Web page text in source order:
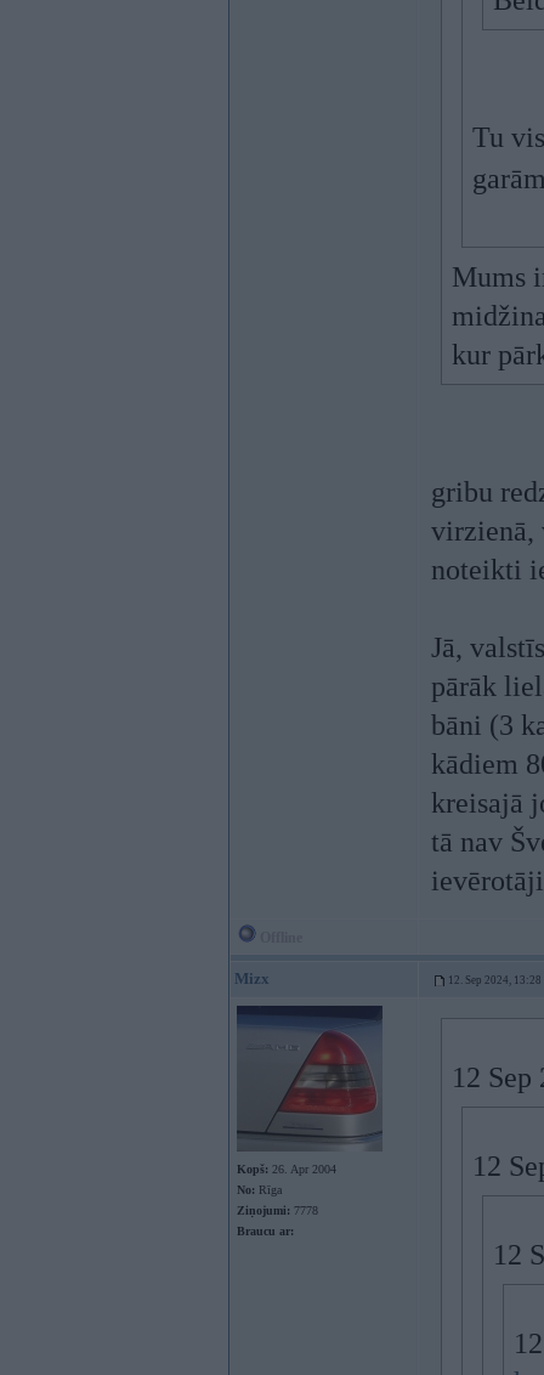
Tu
Mums
kur
gribu
virzienā,
noteikti
Jā,
pārāk
bāni (3
kādiem
kreisajā
tā nav
Mizx 12. Sep 2024, 13:28
Kopš: 26. Apr 2004
No: Rīga
Ziņojumi: 7778
Braucu ar:
12
12
12